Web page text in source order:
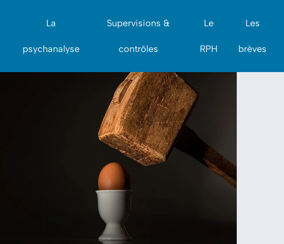
La
psychanalyse
Supervisions &
contrôles
Le
RPH
Les
brèves